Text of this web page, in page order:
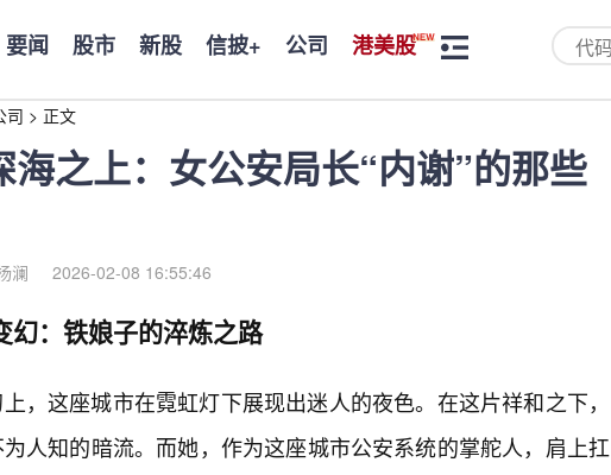
要闻 股市 新股 信披+ 公司 港美股
司 > 正文
海之上：女公安局长“内谢”的那些
澜 2026-02-08 16:55:46
幻：铁娘子的淬炼之路
，这座城市在霓虹灯下展现出迷人的夜色。在这片祥和之下，
人知的暗流。而她，作为这座城市公安系统的掌舵人，肩上扛